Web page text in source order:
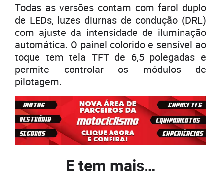
Todas as versões contam com farol duplo
de LEDs, luzes diurnas de condução (DRL)
com ajuste da intensidade de iluminação
automática. O painel colorido e sensível ao
toque tem tela TFT de 6,5 polegadas e
permite controlar os módulos de
pilotagem.
E tem mais…